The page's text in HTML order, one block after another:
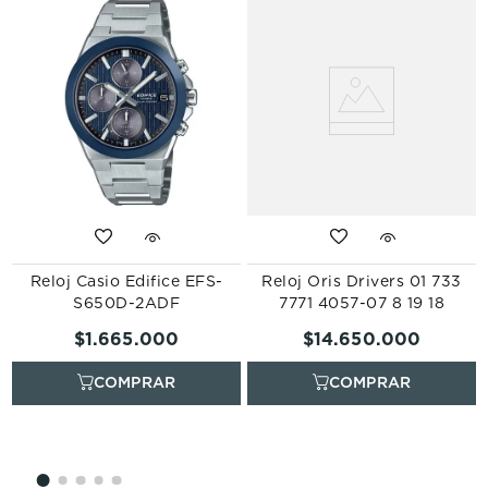
Reloj Casio Edifice EFS-
S650D-2ADF
$1.665.000
Reloj Oris Drivers 01 733
7771 4057-07 8 19 18
$14.650.000